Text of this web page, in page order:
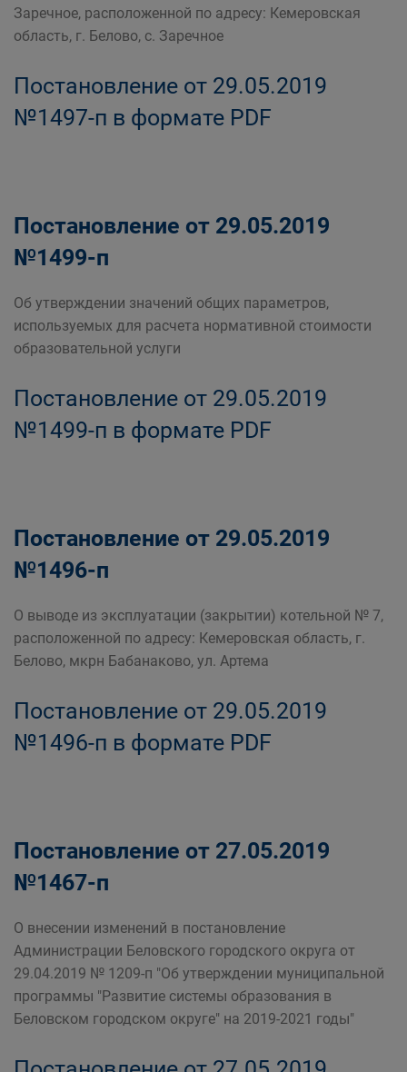
Заречное, расположенной по адресу: Кемеровская
область, г. Белово, с. Заречное
Постановление от 29.05.2019
№1497-п в формате PDF
Постановление от 29.05.2019
№1499-п
Об утверждении значений общих параметров,
используемых для расчета нормативной стоимости
образовательной услуги
Постановление от 29.05.2019
№1499-п в формате PDF
Постановление от 29.05.2019
№1496-п
О выводе из эксплуатации (закрытии) котельной № 7,
расположенной по адресу: Кемеровская область, г.
Белово, мкрн Бабанаково, ул. Артема
Постановление от 29.05.2019
№1496-п в формате PDF
Постановление от 27.05.2019
№1467-п
О внесении изменений в постановление
Администрации Беловского городского округа от
29.04.2019 № 1209-п "Об утверждении муниципальной
программы "Развитие системы образования в
Беловском городском округе" на 2019-2021 годы"